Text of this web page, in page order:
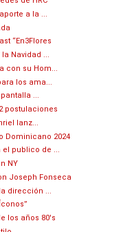
a la ...
“En3Flores
Navidad ...
con su Hom...
los ama...
...
postulaciones
lanz...
Dominicano 2024
el publico de ...
NY
Joseph Fonseca
dirección ...
los años 80's